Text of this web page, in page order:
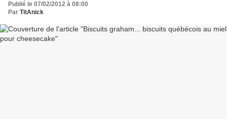
Publié le 07/02/2012 à 08:00
Par TitAnick